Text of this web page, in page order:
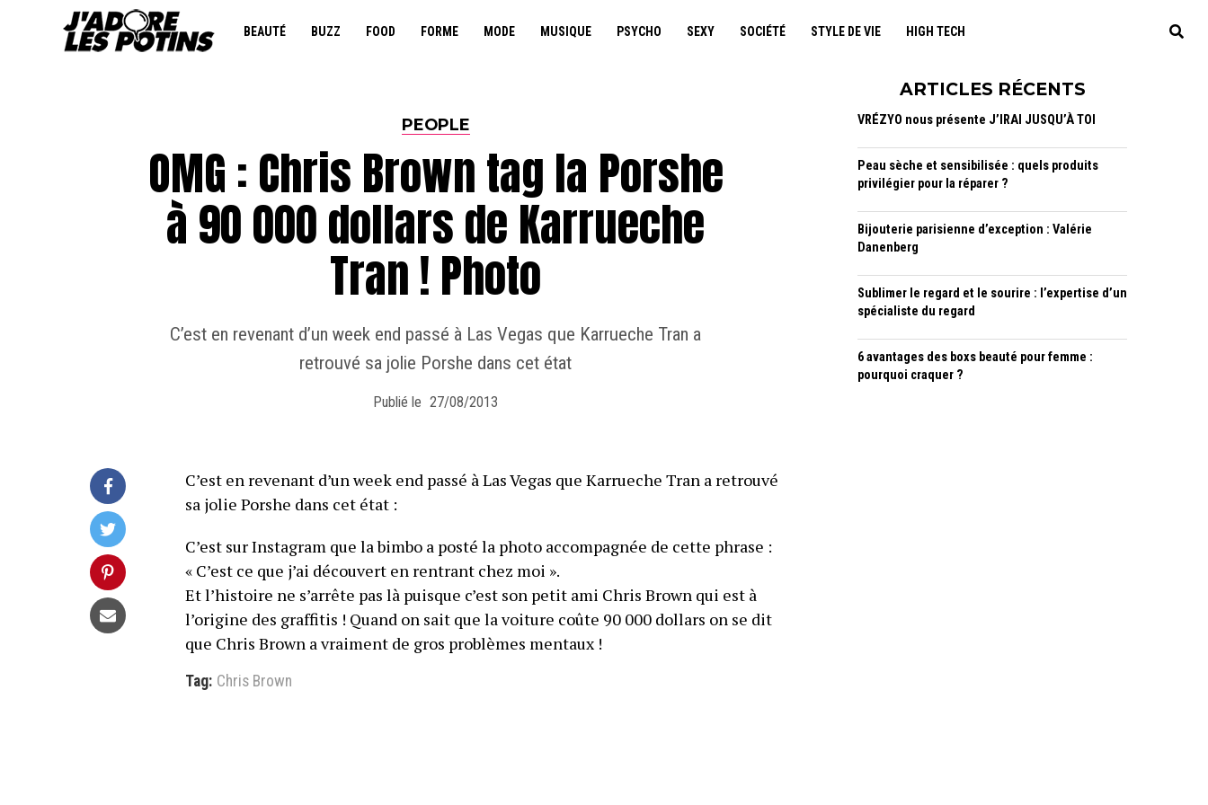
BEAUTÉ BUZZ FOOD FORME MODE MUSIQUE PSYCHO SEXY SOCIÉTÉ STYLE DE VIE HIGH TECH
PEOPLE
OMG : Chris Brown tag la Porshe
à 90 000 dollars de Karrueche
Tran ! Photo
C’est en revenant d’un week end passé à Las Vegas que Karrueche Tran a
retrouvé sa jolie Porshe dans cet état
Publié le 27/08/2013
C’est en revenant d’un week end passé à Las Vegas que Karrueche Tran a retrouvé
sa jolie Porshe dans cet état :
C’est sur Instagram que la bimbo a posté la photo accompagnée de cette phrase :
« C’est ce que j’ai découvert en rentrant chez moi ».
Et l’histoire ne s’arrête pas là puisque c’est son petit ami Chris Brown qui est à
l’origine des graffitis ! Quand on sait que la voiture coûte 90 000 dollars on se dit
que Chris Brown a vraiment de gros problèmes mentaux !
Tag: Chris Brown
ARTICLES RÉCENTS
VRÉZYO nous présente J’IRAI JUSQU’À TOI
Peau sèche et sensibilisée : quels produits
privilégier pour la réparer ?
Bijouterie parisienne d’exception : Valérie
Danenberg
Sublimer le regard et le sourire : l’expertise d’un
spécialiste du regard
6 avantages des boxs beauté pour femme :
pourquoi craquer ?